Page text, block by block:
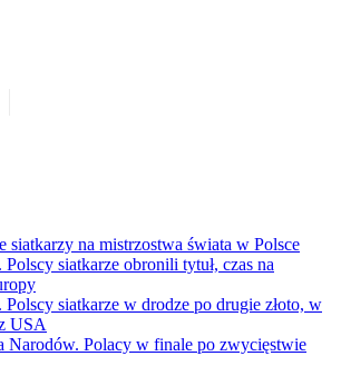
siatkarzy na mistrzostwa świata w Polsce
siatkarze obronili tytuł, czas na
siatkarze w drodze po drugie złoto, w
USA
Narodów. Polacy w finale po zwycięstwie